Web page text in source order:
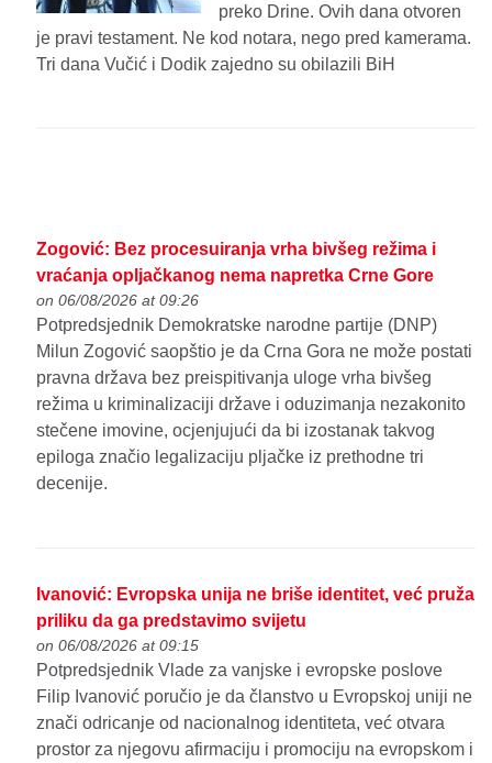
preko Drine. Ovih dana otvoren
je pravi testament. Ne kod notara, nego pred kamerama.
Tri dana Vučić i Dodik zajedno su obilazili BiH
Zogović: Bez procesuiranja vrha bivšeg režima i
vraćanja opljačkanog nema napretka Crne Gore
on 06/08/2026 at 09:26
Potpredsjednik Demokratske narodne partije (DNP)
Milun Zogović saopštio je da Crna Gora ne može postati
pravna država bez preispitivanja uloge vrha bivšeg
režima u kriminalizaciji države i oduzimanja nezakonito
stečene imovine, ocjenjujući da bi izostanak takvog
epiloga značio legalizaciju pljačke iz prethodne tri
decenije.
Ivanović: Evropska unija ne briše identitet, već pruža
priliku da ga predstavimo svijetu
on 06/08/2026 at 09:15
Potpredsjednik Vlade za vanjske i evropske poslove
Filip Ivanović poručio je da članstvo u Evropskoj uniji ne
znači odricanje od nacionalnog identiteta, već otvara
prostor za njegovu afirmaciju i promociju na evropskom i